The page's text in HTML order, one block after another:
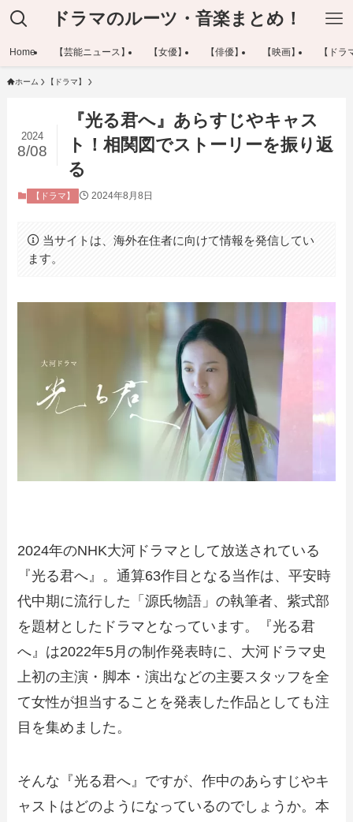
ドラマのルーツ・音楽まとめ！
Home 【芸能ニュース】 【女優】 【俳優】 【映画】 【ドラ
ホーム 【ドラマ】
『光る君へ』あらすじやキャス
ト！相関図でストーリーを振り返
る
2024
8/08
【ドラマ】 2024年8月8日
当サイトは、海外在住者に向けて情報を発信してい
ます。
2024年のNHK大河ドラマとして放送されている
『光る君へ』。通算63作目となる当作は、平安時
代中期に流行した「源氏物語」の執筆者、紫式部
を題材としたドラマとなっています。『光る君
へ』は2022年5月の制作発表時に、大河ドラマ史
上初の主演・脚本・演出などの主要スタッフを全
て女性が担当することを発表した作品としても注
目を集めました。
そんな『光る君へ』ですが、作中のあらすじやキ
ャストはどのようになっているのでしょうか。本